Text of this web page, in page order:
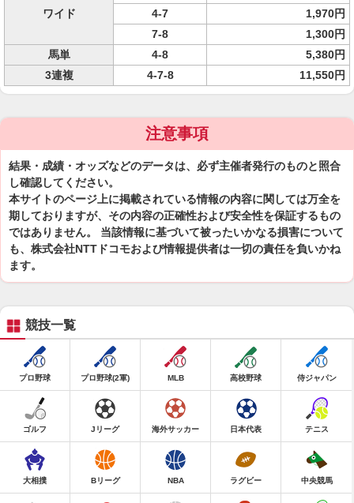
ワイド
4-7
1,970円
7-8
1,300円
馬単
4-8
5,380円
3連複
4-7-8 11,550円
注意事項
結果・成績・オッズなどのデータは、必ず主催者発行のものと照合
し確認してください。
本サイトのページ上に掲載されている情報の内容に関しては万全を
期しておりますが、その内容の正確性および安全性を保証するもの
ではありません。 当該情報に基づいて被ったいかなる損害について
も、株式会社NTTドコモおよび情報提供者は一切の責任を負いかね
ます。
競技一覧
プロ野球 プロ野球(2軍) MLB 高校野球 侍ジャパン
ゴルフ Jリーグ 海外サッカー 日本代表 テニス
大相撲 Bリーグ NBA ラグビー 中央競馬